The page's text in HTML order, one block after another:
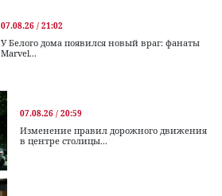
07.08.26 / 21:02
У Белого дома появился новый враг: фанаты
Marvel...
07.08.26 / 20:59
Изменение правил дорожного движения
в центре столицы...